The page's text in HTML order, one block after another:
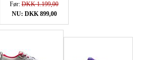
Før: DKK 1.199,00
NU: DKK 899,00